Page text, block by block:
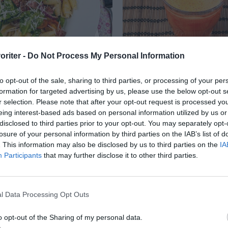
- Do Not Process My Personal Information
opt-out of the sale, sharing to third parties, or processing of your
for targeted advertising by us, please use the below opt-out
selection. Please note that after your opt-out request is processed
interest-based ads based on personal information utilized by us
to third parties prior to your opt-out. You may separately
of your personal information by third parties on the IAB’s list of
This information may also be disclosed by us to third parties on the
Participants that may further disclose it to other third parties.
Data Processing Opt Outs
opt-out of the Sharing of my personal data.
som här är
med spenat,
tomater,
rödlök...
Råsaft eller juice från
är mycket gott, nyttigt
Råsaft på morötter är...